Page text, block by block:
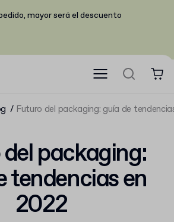
mayor será el descuento
Futuro del packaging: guía de
packaging:
tendencias en
2022